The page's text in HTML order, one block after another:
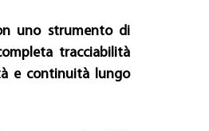
uno strumento di
tracciabilità
e continuità lungo